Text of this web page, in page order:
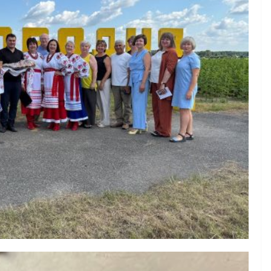
для
осіб з інвалідністю на
працю
07.08.2026 gormr